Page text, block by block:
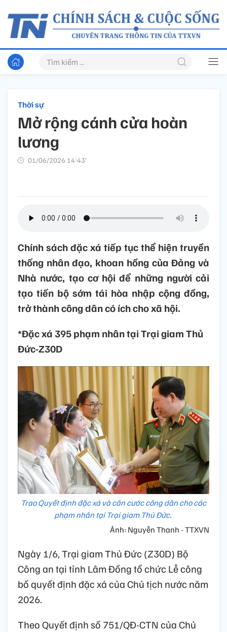
Thời sự
Mở rộng cánh cửa hoàn
lương
01/06/2026 14:43’
Chính sách đặc xá tiếp tục thể hiện truyền
thống nhân đạo, khoan hồng của Đảng và
Nhà nước, tạo cơ hội để những người cải
tạo tiến bộ sớm tái hòa nhập cộng đồng,
trở thành công dân có ích cho xã hội.
*Đặc xá 395 phạm nhân tại Trại giam Thủ
Đức-Z30D
Trao Quyết định đặc xá và căn cước công dân cho các
phạm nhân tại Trại giam Thủ Đức.
Ảnh: Nguyễn Thanh - TTXVN
Ngày 1/6, Trại giam Thủ Đức (Z30D) Bộ
Công an tại tỉnh Lâm Đồng tổ chức Lễ công
bố quyết định đặc xá của Chủ tịch nước năm
2026.
Theo Quyết định số 751/QĐ-CTN của Chủ